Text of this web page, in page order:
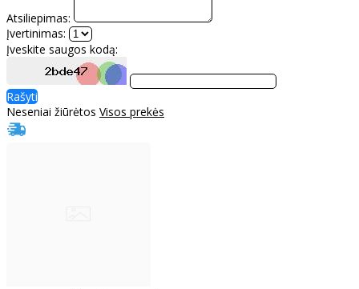
Atsiliepimas:
Įvertinimas:
Įveskite saugos kodą:
Rašyti
Neseniai žiūrėtos Visos prekės